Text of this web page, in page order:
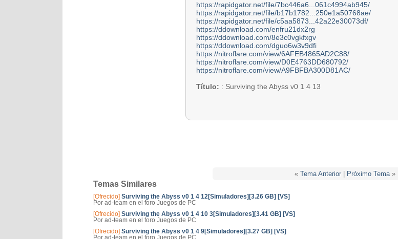
https://rapidgator.net/file/7bc446a6...061c4994ab945/
https://rapidgator.net/file/b17b1782...250e1a50768ae/
https://rapidgator.net/file/c5aa5873...42a22e30073df/
https://ddownload.com/enfru21dx2rg
https://ddownload.com/8e3c0vgkfxgv
https://ddownload.com/dguo6w3v9dfi
https://nitroflare.com/view/6AFEB4865AD2C88/
https://nitroflare.com/view/D0E4763DD680792/
https://nitroflare.com/view/A9FBFBA300D81AC/
Título: : Surviving the Abyss v0 1 4 13
« Tema Anterior| Próximo Tema »
Temas Similares
[Ofrecido] Surviving the Abyss v0 1 4 12[Simuladores][3.26 GB] [VS]
Por ad-team en el foro Juegos de PC
[Ofrecido] Surviving the Abyss v0 1 4 10 3[Simuladores][3.41 GB] [VS]
Por ad-team en el foro Juegos de PC
[Ofrecido] Surviving the Abyss v0 1 4 9[Simuladores][3.27 GB] [VS]
Por ad-team en el foro Juegos de PC